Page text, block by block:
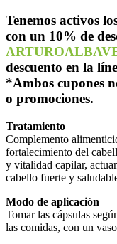
Tenemos activos
con un 10% de
descuento en la
*Ambos cupones
o promociones.
Tratamiento
Complemento
fortalecimiento del
y vitalidad capilar,
cabello fuerte y
Modo de aplicación
Tomar las cápsulas
las comidas, con un